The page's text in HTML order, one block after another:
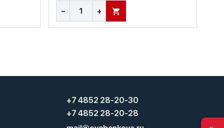
− + В КОРЗИНУ
+7 4852 28-20-30
+7 4852 28-20-28